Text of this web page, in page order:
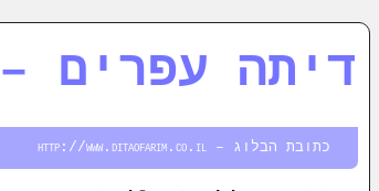
דיתה עפרים
כתובת הבלוג – http://www.ditaofarim.co.il